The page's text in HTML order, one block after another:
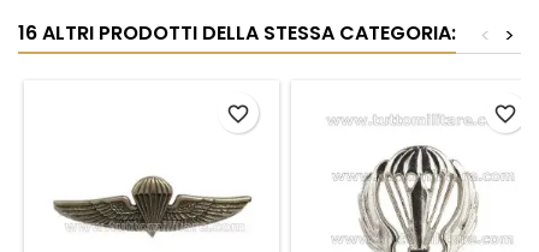
16 ALTRI PRODOTTI DELLA STESSA CATEGORIA: >
<
favorite_border favorite_border